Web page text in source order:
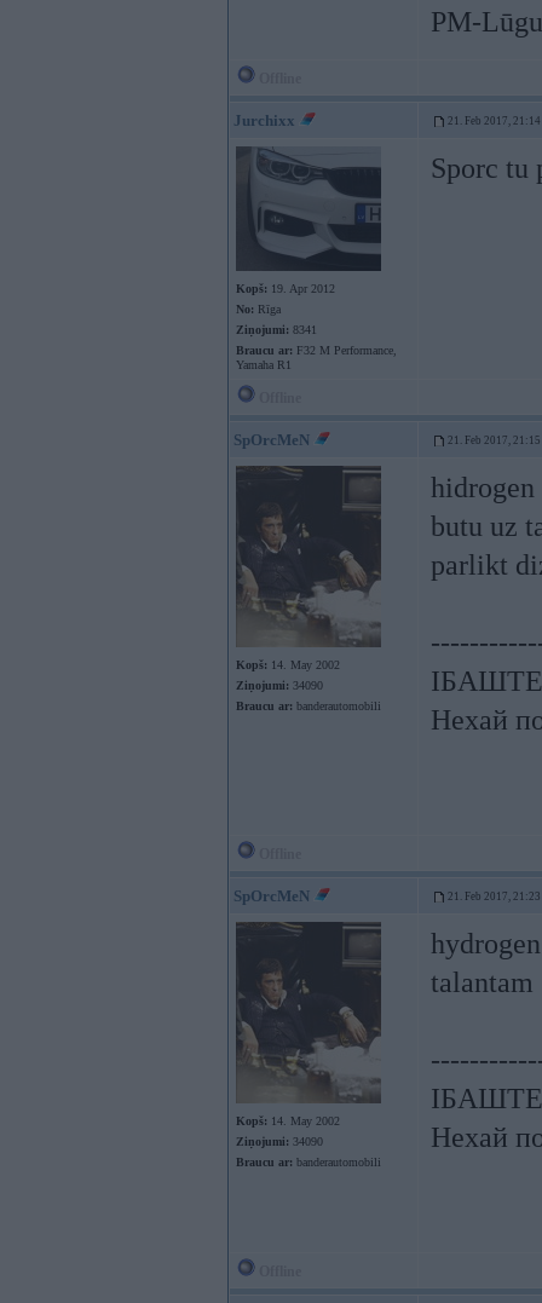
PM-
Jurchixx 21. Feb 2017, 21:14
Kopš: 19. Apr 2012
No: Rīga
Ziņojumi: 8341
Braucu ar: F32 M Performance,
Yamaha R1
Sporc
SpOrcMeN 21. Feb 2017, 21:15
Kopš: 14. May 2002
Ziņojumi: 34090
Braucu ar: banderautomobili
hidrogen
butu uz
parlikt
Нехай
SpOrcMeN 21. Feb 2017, 21:23
Kopš: 14. May 2002
Ziņojumi: 34090
Braucu ar: banderautomobili
talantam
Нехай